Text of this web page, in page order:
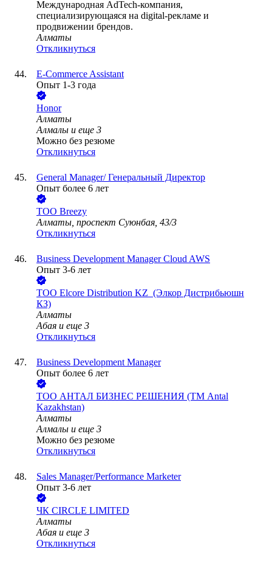
Международная AdTech-компания,
специализирующаяся на digital-рекламе и
продвижении брендов.
Алматы
Откликнуться
E-Commerce Assistant
Опыт 1-3 года
Honor
Алматы
Алмалы и еще 3
Можно без резюме
Откликнуться
General Manager/ Генеральный Директор
Опыт более 6 лет
ТОО Breezy
Алматы, проспект Суюнбая, 43/3
Откликнуться
Business Development Manager Cloud AWS
Опыт 3-6 лет
ТОО Elcore Distribution KZ (Элкор Дистрибьюшн
КЗ)
Алматы
Абая и еще 3
Откликнуться
Business Development Manager
Опыт более 6 лет
ТОО АНТАЛ БИЗНЕС РЕШЕНИЯ (ТМ Antal
Kazakhstan)
Алматы
Алмалы и еще 3
Можно без резюме
Откликнуться
Sales Manager/Performance Marketer
Опыт 3-6 лет
ЧК CIRCLE LIMITED
Алматы
Абая и еще 3
Откликнуться